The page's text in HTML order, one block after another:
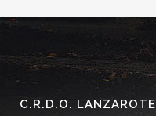
C.R.D.O. LANZAROTE